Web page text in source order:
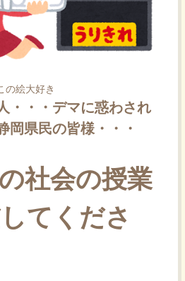
絵大好き
・・・デマに惑わされ
岡県民の皆様・・・
社会の授業
てくださ